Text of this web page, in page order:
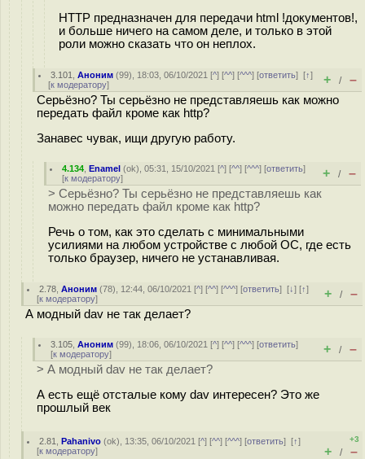
HTTP предназначен для передачи html !документов!,
и больше ничего на самом деле, и только в этой
роли можно сказать что он неплох.
3.101 ,Аноним (99), 18:03, 06/10/2021 [^] [^^] [^^^] [ответить][↑]
[к модератору] + / –
Серьёзно? Ты серьёзно не представляешь как можно
передать файл кроме как http?
Занавес чувак, ищи другую работу.
4.134 ,Enamel (ok), 05:31, 15/10/2021 [^] [^^] [^^^] [ответить]
[к модератору] + / –
> Серьёзно? Ты серьёзно не представляешь как
можно передать файл кроме как http?
Речь о том, как это сделать с минимальными
усилиями на любом устройстве с любой ОС, где есть
только браузер, ничего не устанавливая.
2.78 ,Аноним (78), 12:44, 06/10/2021 [^] [^^] [^^^] [ответить][↓] [↑]
[к модератору] + / –
А модный dav не так делает?
3.105 ,Аноним (99), 18:06, 06/10/2021 [^] [^^] [^^^] [ответить]
[к модератору] + / –
> А модный dav не так делает?
А есть ещё отсталые кому dav интересен? Это же
прошлый век
2.81 ,Pahanivo (ok), 13:35, 06/10/2021 [^] [^^] [^^^] [ответить][↑]
[к модератору]
+3
+ / –